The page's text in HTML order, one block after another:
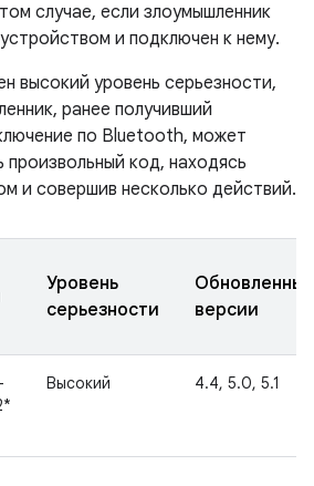
случае, если злоумышленник
и подключен к нему.
высокий уровень серьезности,
ранее получивший
по Bluetooth, может
произвольный код, находясь
и совершив несколько действий.
Уровень
серьезности
Обновленные
версии
Высокий 4.4, 5.0, 5.1